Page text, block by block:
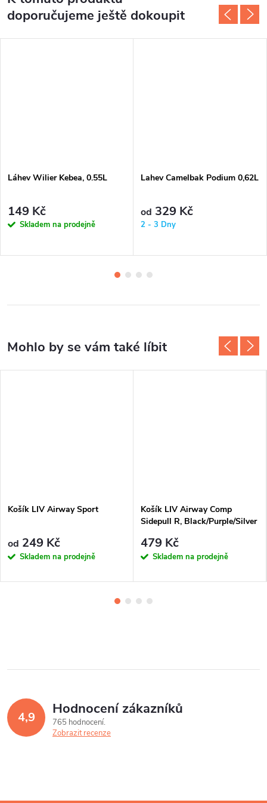
doporučujeme ještě dokoupit
Láhev Wilier Kebea, 0.55L
149 Kč
Skladem na prodejně
Lahev Camelbak Podium 0,62L
od 329 Kč
2 - 3 Dny
Košík LIV Airway Sport
od 249 Kč
Skladem na prodejně
Košík LIV Airway Comp
Sidepull R, Black/Purple/Silver
479 Kč
Skladem na prodejně
4,9 Hodnocení zákazníků
765 hodnocení
Zobrazit recenze